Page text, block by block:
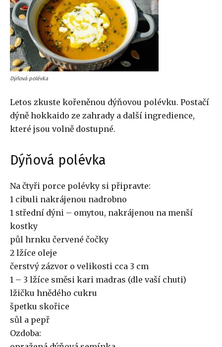
Dýňová polévka
Letos zkuste kořeněnou dýňovou polévku. Postačí
dýně hokkaido ze zahrady a další ingredience,
které jsou volně dostupné.
Dýňová polévka
Na čtyři porce polévky si připravte:
1 cibuli nakrájenou nadrobno
1 střední dýni – omytou, nakrájenou na menší
kostky
půl hrnku červené čočky
2 lžíce oleje
čerstvý zázvor o velikosti cca 3 cm
1 – 3 lžíce směsi kari madras (dle vaší chuti)
lžičku hnědého cukru
špetku skořice
sůl a pepř
Ozdoba: